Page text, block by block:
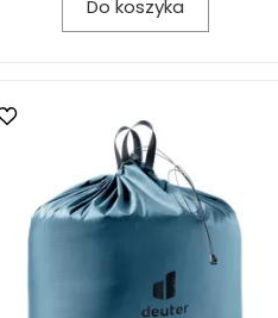
Do koszyka